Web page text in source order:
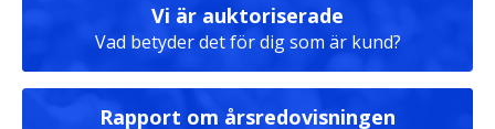
Vi är auktoriserade
Vad betyder det för dig som är kund?
Rapport om årsredovisningen